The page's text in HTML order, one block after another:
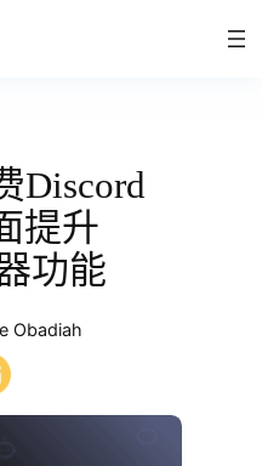
Discord
提升
功能
Obadiah